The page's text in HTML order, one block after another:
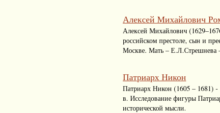
Алексей Михайлович
Алексей Михайлович
российском престоле, сын и
Москве. Мать – Е.Л.Стрешнева
Патриарх Никон
Патриарх Никон (1605 – 1681)
в. Исследование фигуры
исторической мысли.